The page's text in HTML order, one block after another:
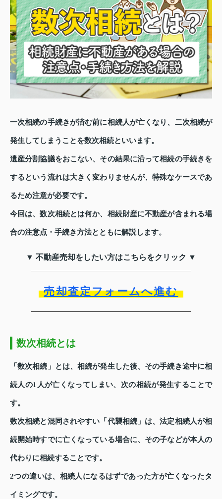
一次相続の手続きが済む前に相続人が亡くなり、二次相続が
発生してしまうことを数次相続といいます。
遺産分割協議をおこない、その結果に沿って相続の手続きを
するという流れは大きく変わりませんが、特殊なケースであ
るため注意が必要です。
今回は、数次相続とは何か、相続財産に不動産が含まれる場
合の注意点・手続き方法とともに解説します。
▼ 不動産売却をしたい方はこちらをクリック ▼
売却査定フォームへ進む
数次相続とは
「数次相続」とは、相続が発生した後、その手続き途中に相
続人の1人が亡くなってしまい、次の相続が発生することで
す。
数次相続と混同されやすい「代襲相続」は、法定相続人が相
続開始時すでに亡くなっている場合に、その子などが本人の
代わりに相続することです。
2つの違いは、相続人になるはずであった方が亡くなったタ
イミングです。